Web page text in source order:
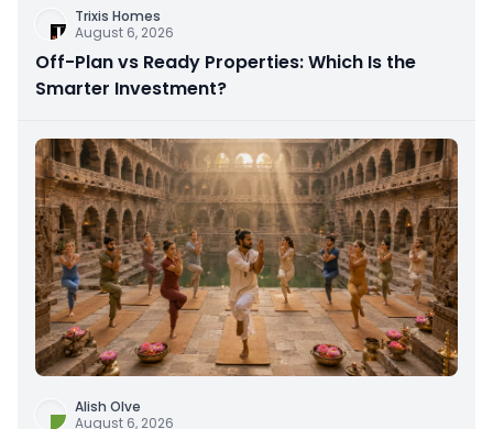
Trixis Homes
August 6, 2026
Off-Plan vs Ready Properties: Which Is the
Smarter Investment?
Alish Olve
August 6, 2026